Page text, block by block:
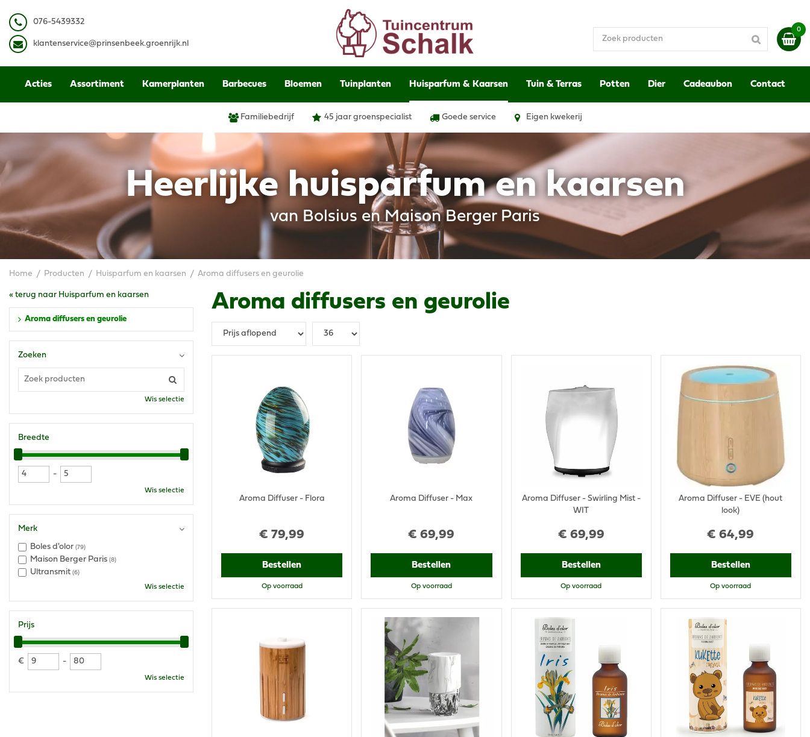
naar
content
Heerlijke huisparfum en kaarsen
van Bolsius en Maison Berger Paris
Home Producten Huisparfum en kaarsen Aroma diffusers en geurolie
076-5439332
k lantenservice@prinsenbeek.groenrijk.nl
Acties Assortiment Kamerplanten Barbecues Bloemen Tuinplanten Huisparfum & Kaarsen Tuin & Terras Potten Dier Cadeaubon Contact
Familiebedrijf 45 jaar groenspecialist Goede service Eigen kwekerij
Aroma diffusers en geurolie
€ 79,99
Aroma Diffuser - Flora
Bestellen
Op voorraad
€ 69,99
Aroma Diffuser - Max
Bestellen
Op voorraad
€ 69,99
Aroma Diffuser - Swirling Mist -
WIT
Bestellen
Op voorraad
€ 64,99
Aroma Diffuser - EVE (hout
look)
Bestellen
Op voorraad
« terug naar Huisparfum en kaarsen
Aroma diffusers en geurolie
Zoeken
Wis selectie
Breedte
-
Wis selectie
Merk
Boles d'olor (79)
Maison Berger Paris (8)
Ultransmit (6)
Wis selectie
Prijs
€ -
Wis selectie